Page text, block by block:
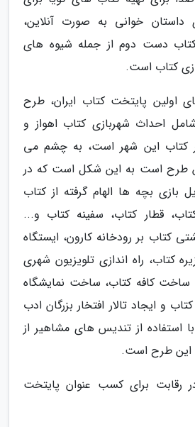
داستان خوانی به صورت آنلاین،
کتاب دست دوم از جمله شیوه های
کتاب است.
اولین پایتخت کتاب ایران، طرح
احداث شهربازی کتاب اهواز و
کتاب این شهر است، به چشم می
طرح است به این شکل است که در
بازی بچه ها الهام گرفته از کتاب
قطار کتاب، سفینه کتاب و...
کتاب بر رودخانه کارون، ایستگاه
کتاب، راه اندازی تلویزیون شهری
ساخت کافه کتاب، ساخت نمایشگاه
و ایجاد تالار افتخار بزرگان ادب
استفاده از تندیس های مشاهیر از
این طرح است.
در رقابت برای کسب عنوان پایتخت